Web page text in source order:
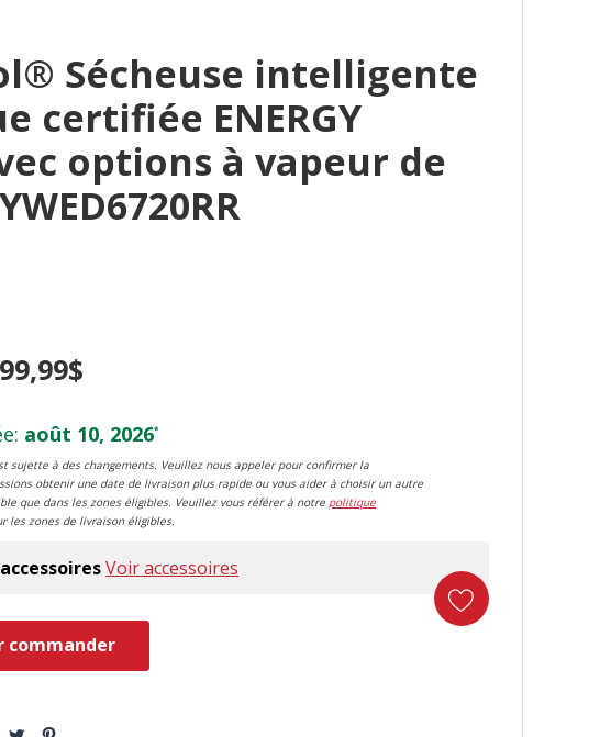
Sécheuse intelligente
certifiée ENERGY
options à vapeur de
août 10, 2026*
sujette à des changements. Veuillez nous appeler pour confirmer la
obtenir une date de livraison plus rapide ou vous aider à choisir un autre
que dans les zones éligibles. Veuillez vous référer à notre politique
les zones de livraison éligibles.
Voir accessoires
commander